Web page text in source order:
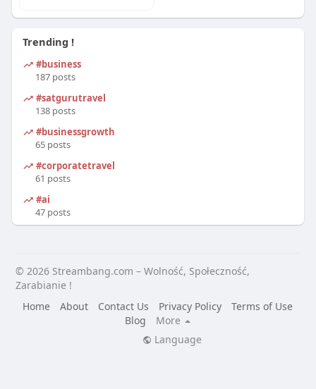
Trending !
#business
187 posts
#satgurutravel
138 posts
#businessgrowth
65 posts
#corporatetravel
61 posts
#ai
47 posts
© 2026 Streambang.com – Wolność, Społeczność,
Zarabianie !
Home
About Contact Us Privacy Policy
Terms of Use
Blog
More
Language